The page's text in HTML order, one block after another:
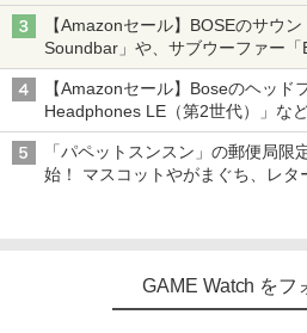
【Amazonセール】BOSEのサウ
Soundbar」や、サブウーファー
Subwoofer」などお買い得！
【Amazonセール】Boseのヘッド
Headphones LE（第2世代）」な
イマーシブオーディオで臨場感あ
「パペットスンスン」の郵便局
始！ マスコットやがまぐち、レタ
GAME Watch をフ